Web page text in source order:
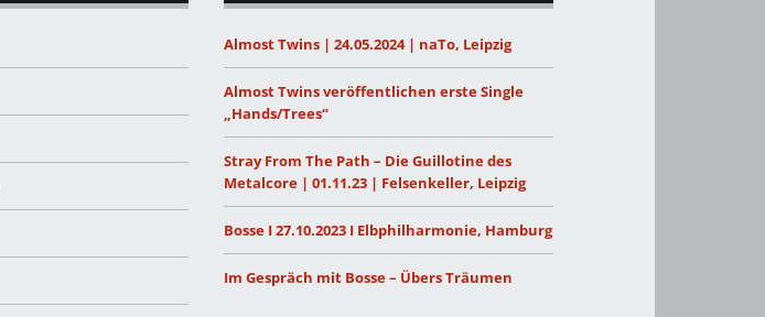
Almost Twins | 24.05.2024 | naTo, Leipzig
Almost Twins veröffentlichen erste Single
„Hands/Trees“
Stray From The Path – Die Guillotine des
Metalcore | 01.11.23 | Felsenkeller, Leipzig
Bosse I 27.10.2023 I Elbphilharmonie, Hamburg
Im Gespräch mit Bosse – Übers Träumen